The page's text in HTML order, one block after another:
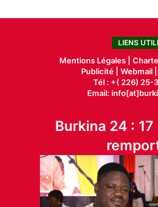
LIENS
Mentions Légales |
Publicité |Webmail |
Tél : +( 226) 25-
Email:
Burkina 24 : 17